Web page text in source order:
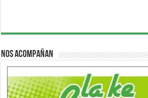
Nos acompañan